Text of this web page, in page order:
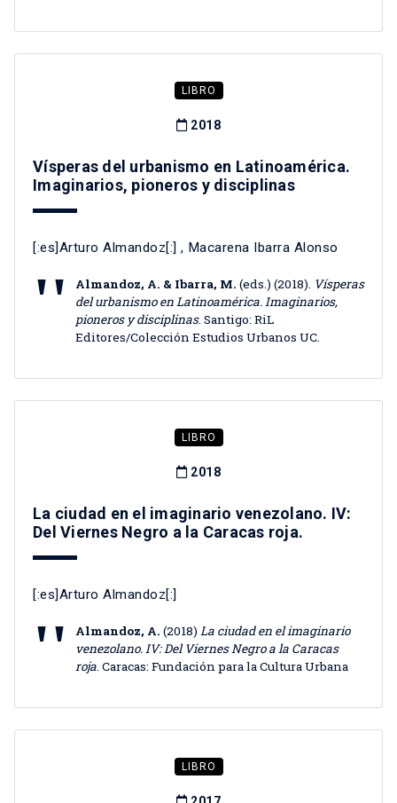
LIBRO
2018
Vísperas del urbanismo en Latinoamérica.
Imaginarios, pioneros y disciplinas
[:es]Arturo Almandoz[:] , Macarena Ibarra Alonso
Almandoz, A. & Ibarra, M. (eds.) (2018). Vísperas
del urbanismo en Latinoamérica. Imaginarios,
pioneros y disciplinas. Santigo: RiL
Editores/Colección Estudios Urbanos UC.
LIBRO
2018
La ciudad en el imaginario venezolano. IV:
Del Viernes Negro a la Caracas roja.
[:es]Arturo Almandoz[:]
Almandoz, A. (2018) La ciudad en el imaginario
venezolano. IV: Del Viernes Negro a la Caracas
roja. Caracas: Fundación para la Cultura Urbana
LIBRO